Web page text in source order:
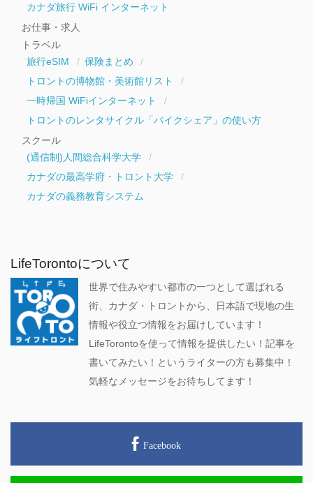
カナダ旅行 WiFi インターネット
お仕事・求人
トラベル
旅行eSIM
保険まとめ
トロントの博物館・美術館リスト
一時帰国 WiFiインターネット
トロントのレンタサイクル「バイクシェア」の使い方
スクール
(通信制)人間総合科学大学
カナダの最高学府・トロント大学
カナダの義務教育システム
LifeTorontoについて
世界で住みやすい都市の一つとして選ばれる
街、カナダ・トロントから、日本語で現地の生
情報や役立つ情報をお届けしています！
LifeTorontoを使って情報を提供したい！記事を
書いてみたい！というライターの方も募集中！
気軽なメッセージをお待ちしてます！
Facebook